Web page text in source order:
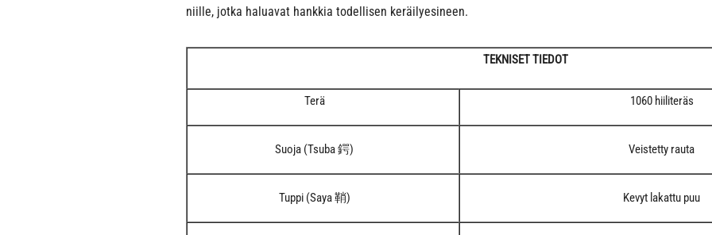
niille, jotka haluavat hankkia todellisen keräilyesineen.
TEKNISET TIEDOT
Terä 1060 hiiliteräs
Suoja (Tsuba 鍔) Veistetty rauta
Tuppi (Saya 鞘) Kevyt lakattu puu